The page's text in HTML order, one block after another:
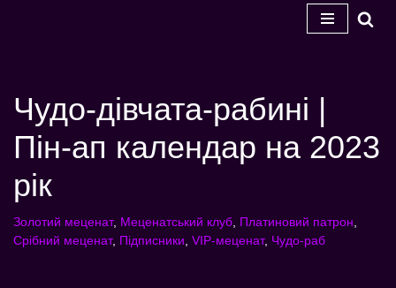
Чудо-дівчата-рабині |
Пін-ап календар на 2023
рік
Золотий меценат, Меценатський клуб, Платиновий патрон,
Срібний меценат, Підписники, VIP-меценат, Чудо-раб